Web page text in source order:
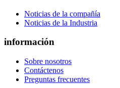
Noticias de la compañía
Noticias de la Industria
información
Sobre nosotros
Contáctenos
Preguntas frecuentes